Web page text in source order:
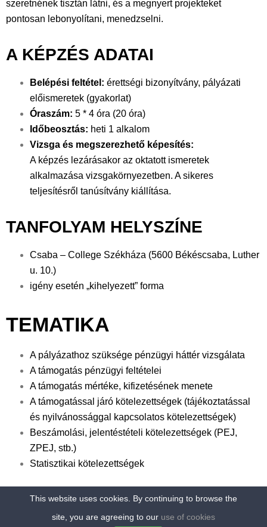
szeretnének tisztán látni, és a megnyert projekteket
pontosan lebonyolítani, menedzselni.
A KÉPZÉS ADATAI
Belépési feltétel: érettségi bizonyítvány, pályázati
előismeretek (gyakorlat)
Óraszám: 5 * 4 óra (20 óra)
Időbeosztás: heti 1 alkalom
Vizsga és megszerezhető képesítés:
A képzés lezárásakor az oktatott ismeretek
alkalmazása vizsgakörnyezetben. A sikeres
teljesítésről tanúsítvány kiállítása.
TANFOLYAM HELYSZÍNE
Csaba – College Székháza (5600 Békéscsaba, Luther
u. 10.)
igény esetén „kihelyezett” forma
TEMATIKA
A pályázathoz szüksége pénzügyi háttér vizsgálata
A támogatás pénzügyi feltételei
A támogatás mértéke, kifizetésének menete
A támogatással járó kötelezettségek (tájékoztatással
és nyilvánossággal kapcsolatos kötelezettségek)
Beszámolási, jelentéstételi kötelezettségek (PEJ,
ZPEJ, stb.)
Statisztikai kötelezettségek
This website uses cookies. By continuing to browse the
site, you are agreeing to our use of cookies